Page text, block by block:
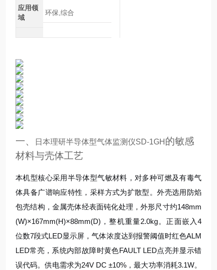
应用领
域
环保,综合
一、 日本理研半导体型气体监测仪SD-1GH 的敏感
材料与壳体工艺
本机型核心采用半导体型气敏材料，对多种可燃及有毒气
体具备广谱响应特性，采样方式为扩散型。外壳选用防焰
包壳结构，金属壳体经表面钝化处理，外形尺寸约148mm
(W)×167mm(H)×88mm(D)，整机重量2.0kg。正面嵌入4
位数7段式LED显示屏，气体浓度达到报警阈值时红色ALM
LED常亮，系统内部故障时黄色FAULT LED点亮并显示错
误代码。供电需求为24V DC ±10%，最大功率消耗3.1W。